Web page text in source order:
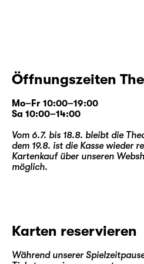
Öffnungszeiten
Mo–Fr 10:00–19:00
Sa 10:00–14:00
Vom 6.7. bis 18.8. bleibt die
dem 19.8. ist die Kasse wieder
Kartenkauf über unseren
möglich.
Karten reservieren
Während unserer